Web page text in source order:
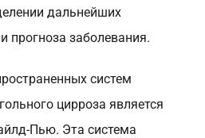
дальнейших
прогноза заболевания.
систем
цирроза является
Пью. Эта система